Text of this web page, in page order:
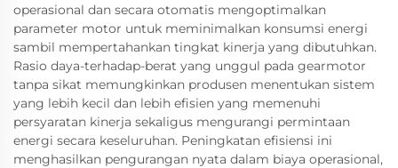
operasional dan secara otomatis mengoptimalkan
parameter motor untuk meminimalkan konsumsi energi
sambil mempertahankan tingkat kinerja yang dibutuhkan.
Rasio daya-terhadap-berat yang unggul pada gearmotor
tanpa sikat memungkinkan produsen menentukan sistem
yang lebih kecil dan lebih efisien yang memenuhi
persyaratan kinerja sekaligus mengurangi permintaan
energi secara keseluruhan. Peningkatan efisiensi ini
menghasilkan pengurangan nyata dalam biaya operasional,